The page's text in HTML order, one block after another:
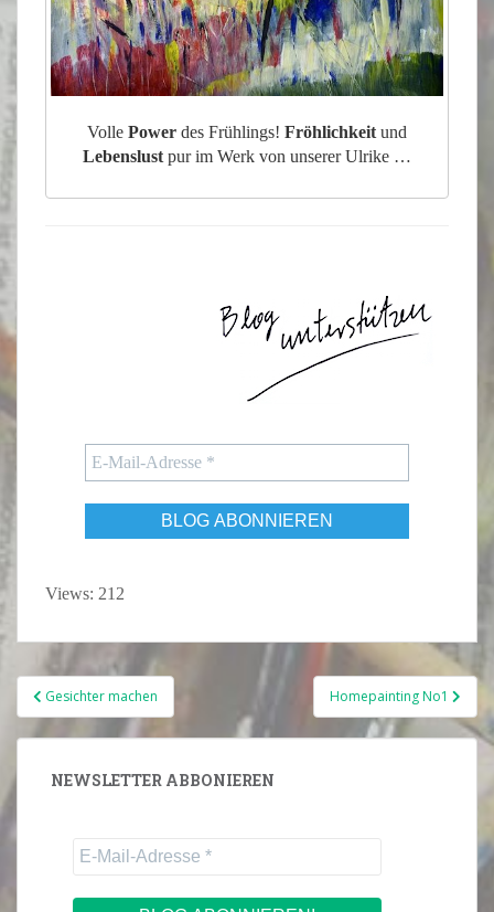
Volle Power des Frühlings! Fröhlichkeit und
Lebenslust pur im Werk von unserer Ulrike …
Views: 212
Beitragsnavigation
Gesichter machen Homepainting No1
NEWSLETTER ABBONIEREN